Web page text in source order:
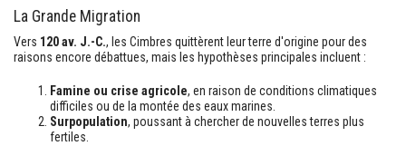
La Grande Migration
Vers 120 av. J.-C., les Cimbres quittèrent leur terre d'origine pour des
raisons encore débattues, mais les hypothèses principales incluent :
Famine ou crise agricole, en raison de conditions climatiques
difficiles ou de la montée des eaux marines.
Surpopulation, poussant à chercher de nouvelles terres plus
fertiles.